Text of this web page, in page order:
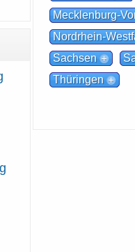
Mecklenburg-
Nordrhein-
Sachsen
Thüringen